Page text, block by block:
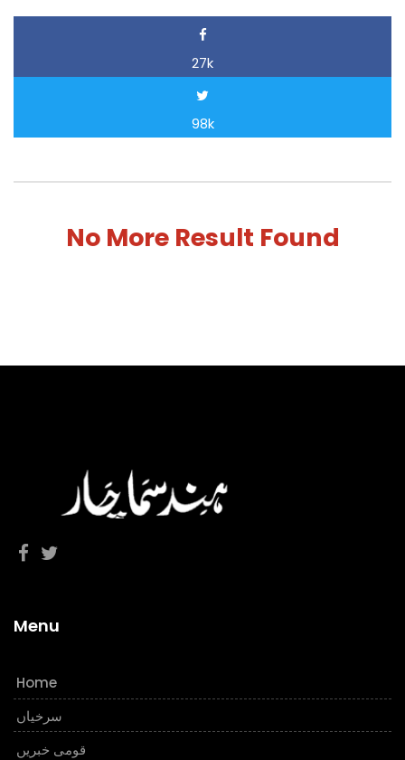
27k
98k
No More Result Found
Menu
Home
سرخیاں
قومی خبریں